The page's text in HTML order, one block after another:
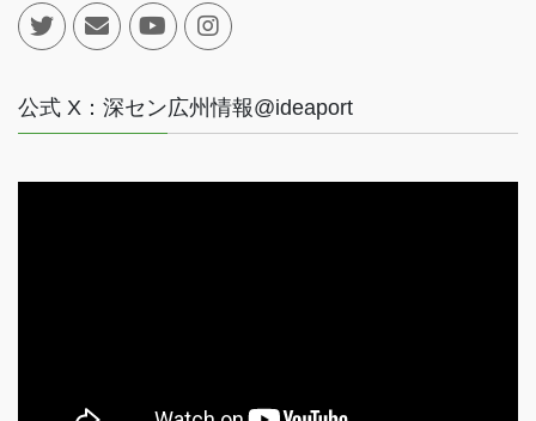
公式 X：深セン広州情報@ideaport